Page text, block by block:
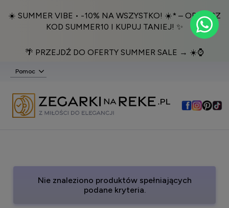
☀️ SUMMER VIBE • -10% NA WSZYSTKO! ☀️* – ODBIERZ
KOD SUMMER10 I KUPUJ TANIEJ! ✨
🌴 PRZEJDŹ DO OFERTY SUMMER SALE → ☀️⌚️
Pomoc
Nie znaleziono produktów spełniających
podane kryteria.